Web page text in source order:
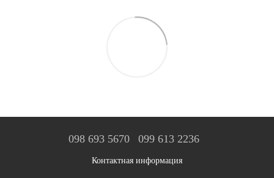
098 693 5670 099 613 2236
Контактная информация